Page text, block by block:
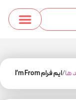
ها ایم فرام I’m From